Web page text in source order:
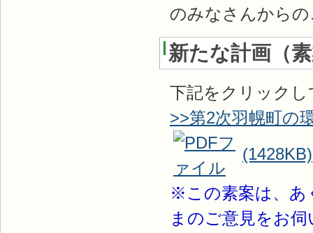
のみなさんから
新たな計画（
下記をクリック
>>第2次羽幌町の
(1428KB)
※この素案は、あ
まのご意見をお